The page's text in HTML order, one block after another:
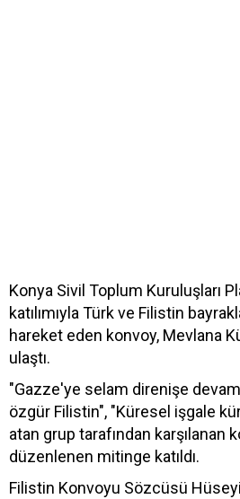
Konya Sivil Toplum Kuruluşları
katılımıyla Türk ve Filistin
hareket eden konvoy, Mevlana
ulaştı.
"Gazze'ye selam direnişe
özgür Filistin", "Küresel işgale
atan grup tarafından karşılanan
düzenlenen mitinge katıldı.
Filistin Konvoyu Sözcüsü